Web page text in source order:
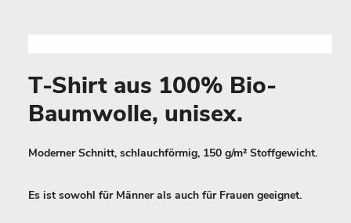
T-Shirt aus 100% Bio-
Baumwolle, unisex.
Moderner Schnitt, schlauchförmig, 150 g/m² Stoffgewicht.
Es ist sowohl für Männer als auch für Frauen geeignet.